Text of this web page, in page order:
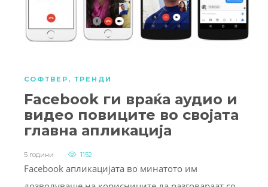
СОФТВЕР , ТРЕНДИ
Facebook ги враќа аудио и
видео повиците во својата
главна апликација
5 години 1152
Facebook апликацијата во минатото им